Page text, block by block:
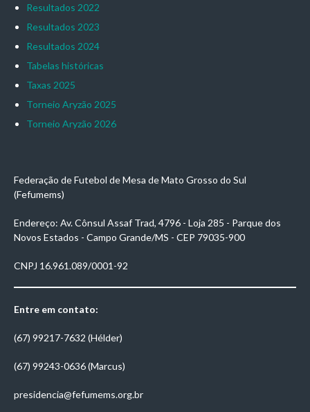
Resultados 2022
Resultados 2023
Resultados 2024
Tabelas históricas
Taxas 2025
Torneio Aryzão 2025
Torneio Aryzão 2026
Federação de Futebol de Mesa de Mato Grosso do Sul
(Fefumems)
Endereço: Av. Cônsul Assaf Trad, 4796 - Loja 285 - Parque dos
Novos Estados - Campo Grande/MS - CEP 79035-900
CNPJ 16.961.089/0001-92
Entre em contato:
(67) 99217-7632 (Hélder)
(67) 99243-0636 (Marcus)
presidencia@fefumems.org.br